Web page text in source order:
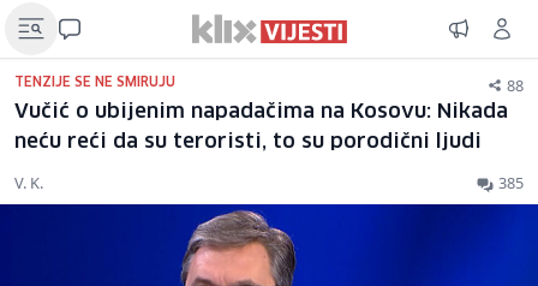
TENZIJE SE NE SMIRUJU 88
Vučić o ubijenim napadačima na Kosovu: Nikada
neću reći da su teroristi, to su porodični ljudi
V. K. 385